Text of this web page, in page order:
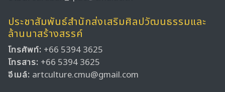
ประชาสัมพันธ์สำนักส่งเสริมศิลปวัฒนธรรมและ
ล้านนาสร้างสรรค์
โทรศัพท์: +66 5394 3625
โทรสาร: +66 5394 3625
อีเมล์: artculture.cmu@gmail.com